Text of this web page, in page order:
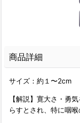
商品詳細
サイズ：約１〜2cm
【解説】寛大さ・勇
らすとされ、特に咽